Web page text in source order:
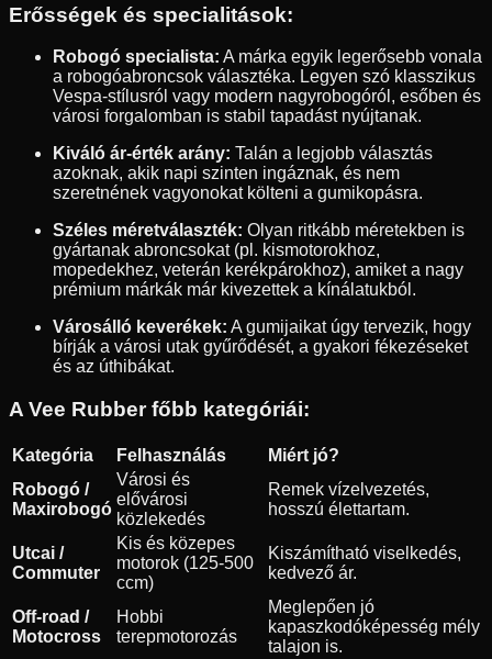
Erősségek és specialitások:
Robogó specialista: A márka egyik legerősebb vonala
a robogóabroncsok választéka. Legyen szó klasszikus
Vespa-stílusról vagy modern nagyrobogóról, esőben és
városi forgalomban is stabil tapadást nyújtanak.
Kiváló ár-érték arány: Talán a legjobb választás
azoknak, akik napi szinten ingáznak, és nem
szeretnének vagyonokat költeni a gumikopásra.
Széles méretválaszték: Olyan ritkább méretekben is
gyártanak abroncsokat (pl. kismotorokhoz,
mopedekhez, veterán kerékpárokhoz), amiket a nagy
prémium márkák már kivezettek a kínálatukból.
Városálló keverékek: A gumijaikat úgy tervezik, hogy
bírják a városi utak gyűrődését, a gyakori fékezéseket
és az úthibákat.
A Vee Rubber főbb kategóriái:
Kategória Felhasználás
Miért jó?
Robogó /
Maxirobogó
Városi és
elővárosi
közlekedés
Remek vízelvezetés,
hosszú élettartam.
Utcai /
Commuter
Kis és közepes
motorok (125-500
ccm)
Kiszámítható viselkedés,
kedvező ár.
Off-road /
Motocross
Hobbi
terepmotorozás
Meglepően jó
kapaszkodóképesség mély
talajon is.